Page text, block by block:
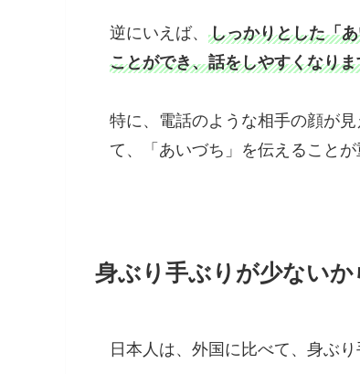
逆にいえば、 しっかりとした「
ことができ、話をしやすくなりま
特に、電話のような相手の顔が
て、「あいづち」を伝えることが
身ぶり手ぶりが少ないか
日本人は、外国に比べて、身ぶ